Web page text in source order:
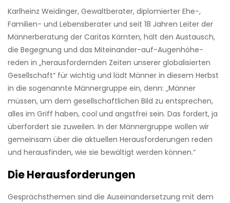
Karlheinz Weidinger, Gewaltberater, diplomierter Ehe-,
Familien- und Lebensberater und seit 18 Jahren Leiter der
Männerberatung der Caritas Kärnten, hält den Austausch,
die Begegnung und das Miteinander-auf-Augenhöhe-
reden in „herausfordernden Zeiten unserer globalisierten
Gesellschaft“ für wichtig und lädt Männer in diesem Herbst
in die sogenannte Männergruppe ein, denn: „Männer
müssen, um dem gesellschaftlichen Bild zu entsprechen,
alles im Griff haben, cool und angstfrei sein. Das fordert, ja
überfordert sie zuweilen. In der Männergruppe wollen wir
gemeinsam über die aktuellen Herausforderungen reden
und herausfinden, wie sie bewältigt werden können.“
Die Herausforderungen
Gesprächsthemen sind die Auseinandersetzung mit dem